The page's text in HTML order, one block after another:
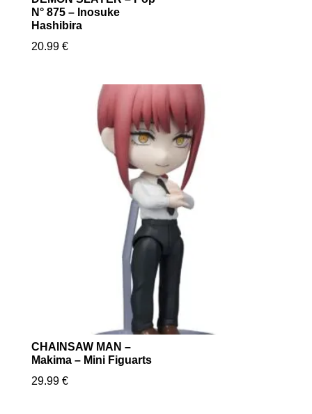
N° 875 – Inosuke
Hashibira
20.99 €
CHAINSAW MAN –
Makima – Mini Figuarts
29.99 €